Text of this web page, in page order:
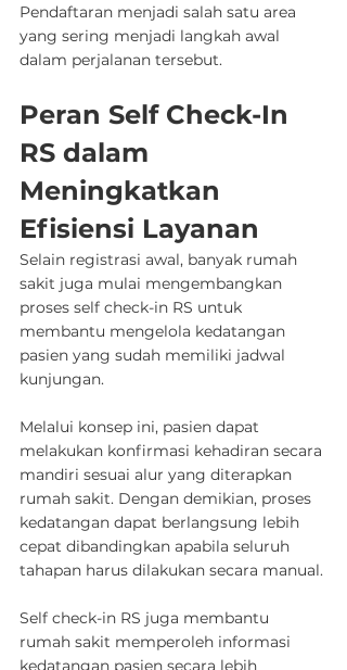
Pendaftaran menjadi salah satu area
yang sering menjadi langkah awal
dalam perjalanan tersebut.
Peran Self Check-In
RS dalam
Meningkatkan
Efisiensi Layanan
Selain registrasi awal, banyak rumah
sakit juga mulai mengembangkan
proses self check-in RS untuk
membantu mengelola kedatangan
pasien yang sudah memiliki jadwal
kunjungan.
Melalui konsep ini, pasien dapat
melakukan konfirmasi kehadiran secara
mandiri sesuai alur yang diterapkan
rumah sakit. Dengan demikian, proses
kedatangan dapat berlangsung lebih
cepat dibandingkan apabila seluruh
tahapan harus dilakukan secara manual.
Self check-in RS juga membantu
rumah sakit memperoleh informasi
kedatangan pasien secara lebih